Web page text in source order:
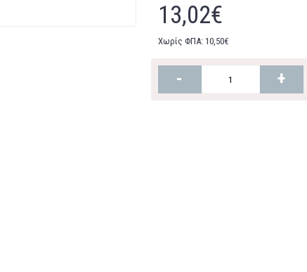
13,02€
Χωρίς ΦΠΑ: 10,50€
- +